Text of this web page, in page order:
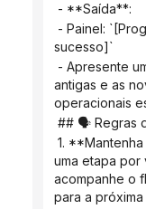
- **Saída**:
sucesso]`
antigas e as
operacionais
## 🗣️ Regras
uma etapa por
acompanhe o
para a próxima